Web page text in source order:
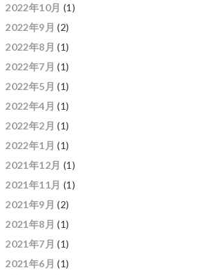
2022年10月 (1)
2022年9月 (2)
2022年8月 (1)
2022年7月 (1)
2022年5月 (1)
2022年4月 (1)
2022年2月 (1)
2022年1月 (1)
2021年12月 (1)
2021年11月 (1)
2021年9月 (2)
2021年8月 (1)
2021年7月 (1)
2021年6月 (1)